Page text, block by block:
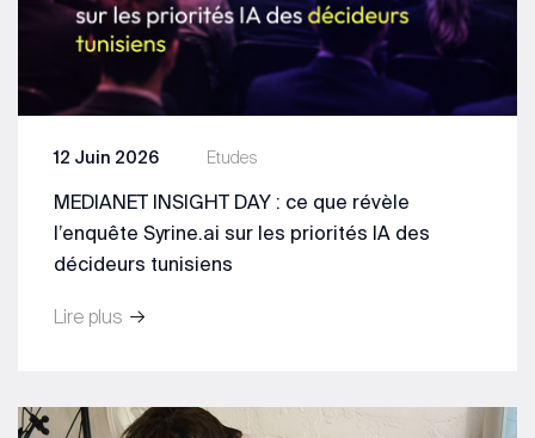
Etudes
12 Juin 2026
MEDIANET INSIGHT DAY : ce que révèle
l’enquête Syrine.ai sur les priorités IA des
décideurs tunisiens
Lire plus